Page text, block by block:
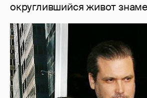
округлившийся живот